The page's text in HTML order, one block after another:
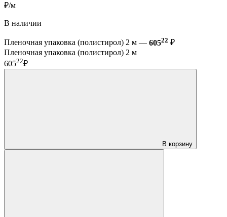
₽/м
В наличии
Пленочная упаковка (полистирол) 2 м — 60522 ₽
Пленочная упаковка (полистирол) 2 м
60522₽
В корзину